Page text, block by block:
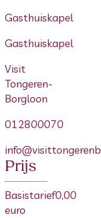
Gasthuiskapel
Gasthuiskapel
Visit
Tongeren-
Borgloon
012800070
Prijs
Basistarief0,00
euro